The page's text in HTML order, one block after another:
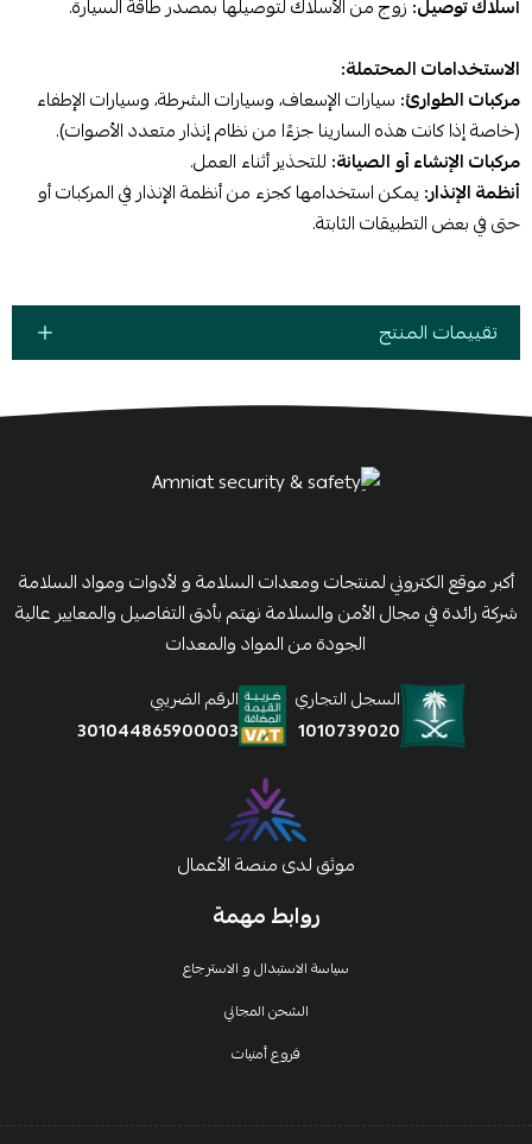
أسلاك توصيل: زوج من الأسلاك لتوصيلها بمصدر طاقة السيارة.
الاستخدامات المحتملة:
مركبات الطوارئ: سيارات الإسعاف، وسيارات الشرطة، وسيارات الإطفاء
(خاصة إذا كانت هذه السارينا جزءًا من نظام إنذار متعدد الأصوات).
مركبات الإنشاء أو الصيانة: للتحذير أثناء العمل.
أنظمة الإنذار: يمكن استخدامها كجزء من أنظمة الإنذار في المركبات أو
حتى في بعض التطبيقات الثابتة.
تقييمات المنتج
روابط مهمة
سياسة الاستبدال و الاسترجاع
الشحن المجاني
فروع أمنيات
أكبر موقع الكتروني لمنتجات ومعدات السلامة و لأدوات ومواد السلامة
شركة رائدة في مجال الأمن والسلامة نهتم بأدق التفاصيل والمعايير عالية
الجودة من المواد والمعدات
السجل التجاري
1010739020
الرقم الضريبي
301044865900003
موثق لدى منصة الأعمال